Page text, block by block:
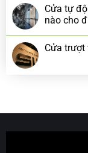
Cửa tự
nào cho
Cửa trượt